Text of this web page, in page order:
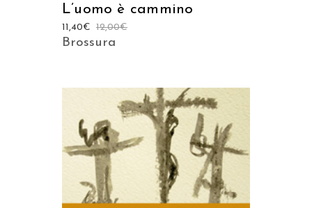
L’uomo è cammino
12,00€
11,40€
Brossura